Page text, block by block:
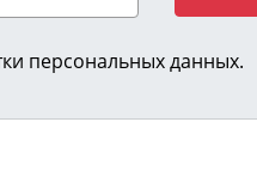
персональных данных.